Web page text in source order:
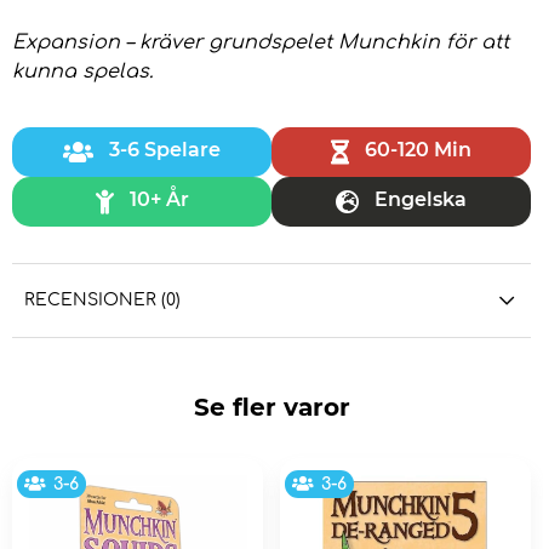
Expansion – kräver grundspelet Munchkin för att
kunna spelas.
3-6 Spelare 60-120 Min
10+ År Engelska
RECENSIONER (0)
Se fler varor
3-6 3-6